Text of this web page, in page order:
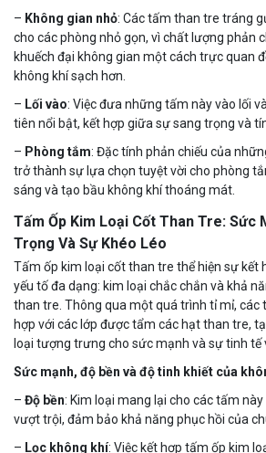
– Không gian nhỏ: Các tấm than tre tráng
cho các phòng nhỏ gọn, vì chất lượng phản
khuếch đại không gian một cách trực quan
không khí sạch hơn.
– Lối vào: Việc đưa những tấm này vào lối
tiên nổi bật, kết hợp giữa sự sang trọng và
– Phòng tắm: Đặc tính phản chiếu của
trở thành sự lựa chọn tuyệt vời cho phòng
sáng và tạo bầu không khí thoáng mát.
Tấm Ốp Kim Loại Cốt Than Tre: Sức
Trọng Và Sự Khéo Léo
Tấm ốp kim loại cốt than tre thể hiện sự kết
yếu tố đa dạng: kim loại chắc chắn và khả
than tre. Thông qua một quá trình tỉ mỉ, các
hợp với các lớp được tẩm các hạt than tre,
loại tượng trưng cho sức mạnh và sự tinh tế
Sức mạnh, độ bền và độ tinh khiết của
– Độ bền: Kim loại mang lại cho các tấm
vượt trội, đảm bảo khả năng phục hồi của
– Lọc không khí: Việc kết hợp tấm ốp kim